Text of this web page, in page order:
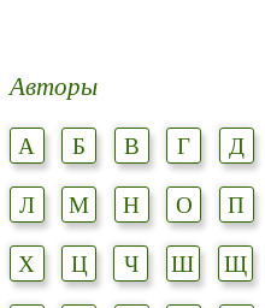
Авторы
А Б В Г Д
Л
М Н О П
Х
Ц Ч Ш Щ